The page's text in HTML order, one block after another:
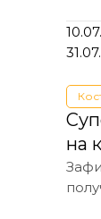
на
Вы можете
на сайте или
С вами
и ответит на
Связаться